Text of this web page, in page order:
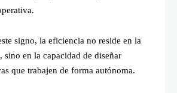
signo, la eficiencia no reside en la
sino en la capacidad de diseñar
que trabajen de forma autónoma.